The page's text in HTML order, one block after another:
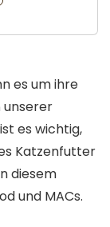
es um ihre
unserer
es wichtig,
Katzenfutter
diesem
und MACs.